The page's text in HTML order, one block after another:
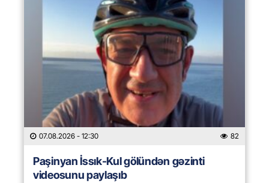
07.08.2026 - 12:30 82
Paşinyan İssık-Kul gölündən gəzinti
videosunu paylaşıb